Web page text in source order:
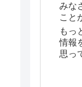
みな
こと
もっ
情報
思っ